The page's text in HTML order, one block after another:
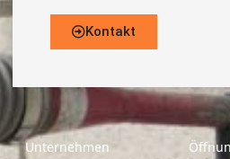
Kontakt
Unternehmen